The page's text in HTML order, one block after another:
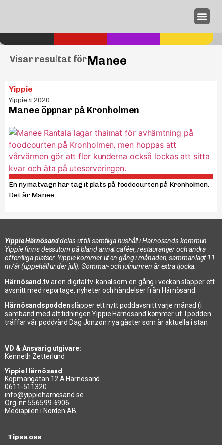
Visar resultat förManee
Yippie
Yippie 4 2020
Manee öppnar på Kronholmen
En ny matvagn har tagit plats på foodcourten på Kronholmen.
Det är Manee...
Yippie Härnösanddelas ut till samtliga hushåll i Härnösands kommun.
Yippie finns dessutom på bland annat caféer, restauranger och andra
offentliga platser. Yippie kommer ut en gång i månaden, sammanlagt 11
nr/år (uppehåll under juli). Sommar- och julnumren är extra tjocka.
Härnösand.tvär en digital tv-kanal som en gång i veckan släpper ett
avsnitt med reportage, nyheter och händelser från Härnösand.
Härnösandspoddensläpper ett nytt poddavsnitt varje månad (i
samband med att tidningen Yippie Härnösand kommer ut. I podden
träffar vår poddvärd Dag Jonzon nya gäster som är aktuella i stan.
VD & Ansvarig utgivare:
Kenneth Zetterlund
Yippie Härnösand
Köpmangatan 12 A Härnösand
0611-511320
info@yippieharnosand.se
Org-nr: 556599-6906
Mediapilen i Norden AB
Tipsa oss